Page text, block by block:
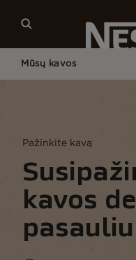
Mūsų kavos
Pažinkite kavą
kavos
pasauliu